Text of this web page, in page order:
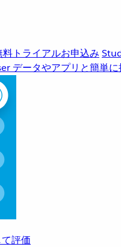
トライアルお申込み
データやアプリと簡単
評価